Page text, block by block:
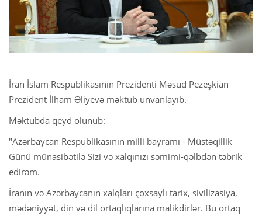
İran İslam Respublikasının Prezidenti Məsud Pezeşkian
Prezident İlham Əliyevə məktub ünvanlayıb.
Məktubda qeyd olunub:
"Azərbaycan Respublikasının milli bayramı - Müstəqillik
Günü münasibətilə Sizi və xalqınızı səmimi-qəlbdən təbrik
edirəm.
İranın və Azərbaycanın xalqları çoxsaylı tarix, sivilizasiya,
mədəniyyət, din və dil ortaqlıqlarına malikdirlər. Bu ortaq